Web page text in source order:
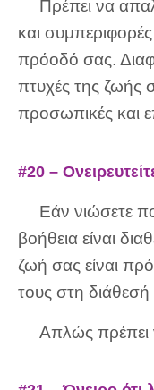
Πρέπει να
και
πρόοδό σας.
πτυχές της ζωής
προσωπικές και
#20 –
Εάν νιώσετε
βοήθεια είναι
ζωή σας είναι
τους στη
Απλώς πρέπει